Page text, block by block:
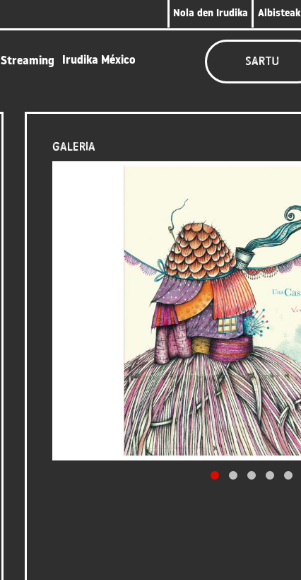
Nola den Irudika Albisteak
Streaming Irudika México Sartu
Galeria